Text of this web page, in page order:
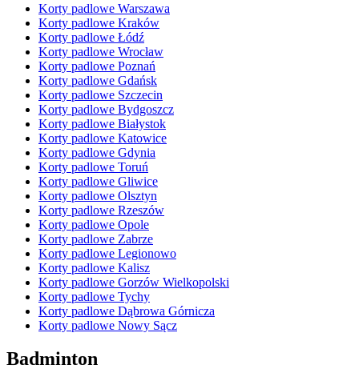
Korty padlowe Warszawa
Korty padlowe Kraków
Korty padlowe Łódź
Korty padlowe Wrocław
Korty padlowe Poznań
Korty padlowe Gdańsk
Korty padlowe Szczecin
Korty padlowe Bydgoszcz
Korty padlowe Białystok
Korty padlowe Katowice
Korty padlowe Gdynia
Korty padlowe Toruń
Korty padlowe Gliwice
Korty padlowe Olsztyn
Korty padlowe Rzeszów
Korty padlowe Opole
Korty padlowe Zabrze
Korty padlowe Legionowo
Korty padlowe Kalisz
Korty padlowe Gorzów Wielkopolski
Korty padlowe Tychy
Korty padlowe Dąbrowa Górnicza
Korty padlowe Nowy Sącz
Badminton